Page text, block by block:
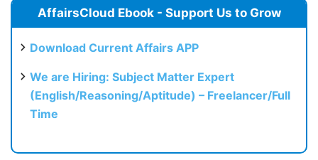
AffairsCloud Ebook - Support Us to Grow
Download Current Affairs APP
We are Hiring: Subject Matter Expert
(English/Reasoning/Aptitude) – Freelancer/Full
Time